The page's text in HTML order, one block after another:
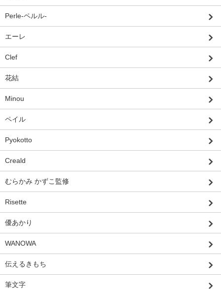
Perle-ペルル-
エーレ
Clef
花結
Minou
ペイル
Pyokotto
Creald
むらかみ かずこ監修
Risette
優あかり
WANOWA
伝えるきもち
筆文字